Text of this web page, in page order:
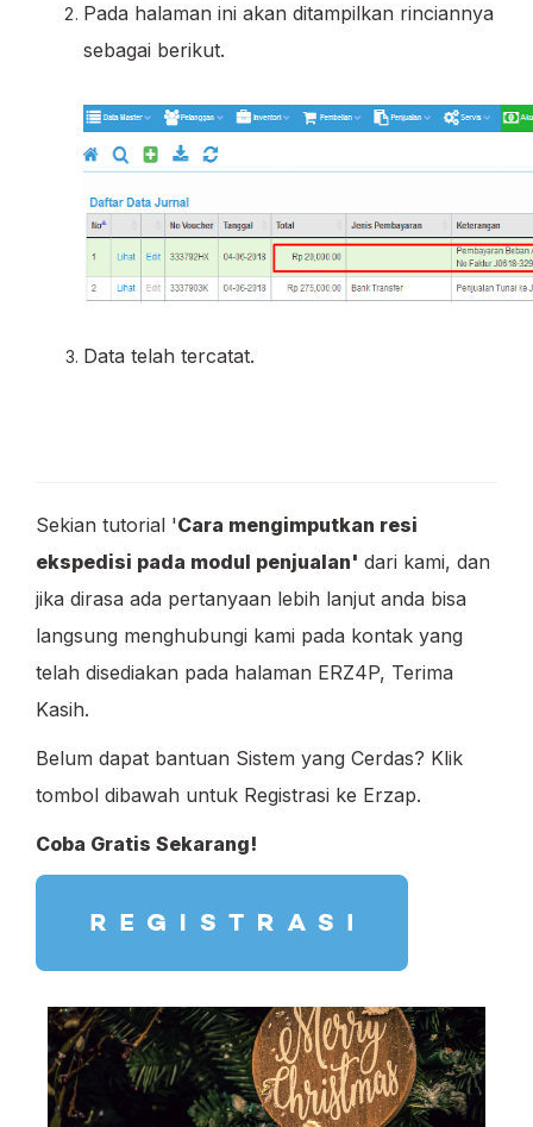
Pada halaman ini akan ditampilkan rinciannya
sebagai berikut.
Data telah tercatat.
Sekian tutorial 'Cara mengimputkan resi
ekspedisi pada modul penjualan' dari kami, dan
jika dirasa ada pertanyaan lebih lanjut anda bisa
langsung menghubungi kami pada kontak yang
telah disediakan pada halaman ERZ4P, Terima
Kasih.
Belum dapat bantuan Sistem yang Cerdas? Klik
tombol dibawah untuk Registrasi ke Erzap.
Coba Gratis Sekarang!